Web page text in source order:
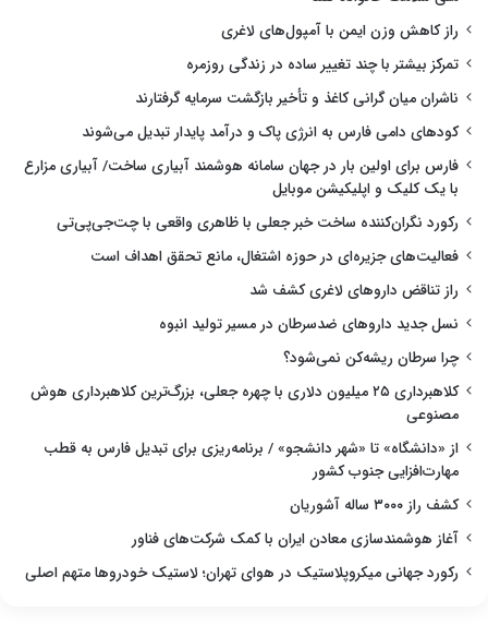
راز کاهش وزن ایمن با آمپول‌های لاغری
تمرکز بیشتر با چند تغییر ساده در زندگی روزمره
ناشران میان گرانی کاغذ و تأخیر بازگشت سرمایه گرفتارند
کودهای دامی فارس به انرژی پاک و درآمد پایدار تبدیل می‌شوند
فارس برای اولین بار در جهان سامانه هوشمند آبیاری ساخت/ آبیاری مزارع
با یک کلیک و اپلیکیشن موبایل
رکورد نگران‌کننده ساخت خبر جعلی با ظاهری واقعی با چت‌جی‌پی‌تی
فعالیت‌های جزیره‌ای در حوزه اشتغال، مانع تحقق اهداف است
راز تناقض داروهای لاغری کشف شد
نسل جدید داروهای ضدسرطان در مسیر تولید انبوه
چرا سرطان ریشه‌کن نمی‌شود؟
کلاهبرداری ۲۵ میلیون دلاری با چهره جعلی، بزرگ‌ترین کلاهبرداری هوش
مصنوعی
از «دانشگاه» تا «شهر دانشجو» / برنامه‌ریزی برای تبدیل فارس به قطب
مهارت‌افزایی جنوب کشور
کشف راز ۳۰۰۰ ساله آشوریان
آغاز هوشمندسازی معادن ایران با کمک شرکت‌های فناور
رکورد جهانی میکروپلاستیک در هوای تهران؛ لاستیک خودروها متهم اصلی